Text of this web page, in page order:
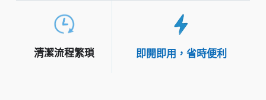
清潔流程繁瑣 即開即用，省時便利